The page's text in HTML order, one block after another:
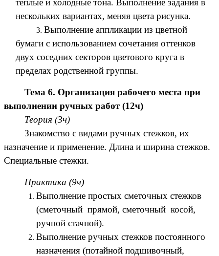
теплые и холодные тона. Выполнение задания в
нескольких вариантах, меняя цвета рисунка.
Выполнение аппликации из цветной
бумаги с использованием сочетания оттенков
двух соседних секторов цветового круга в
пределах родственной группы.
Тема 6. Организация рабочего места при
выполнении ручных работ (12ч)
Теория (3ч)
Знакомство с видами ручных стежков, их
назначение и применение. Длина и ширина стежков.
Специальные стежки.
Практика (9ч)
Выполнение простых сметочных стежков
(сметочный прямой, сметочный косой,
ручной стачной).
Выполнение ручных стежков постоянного
назначения (потайной подшивочный,